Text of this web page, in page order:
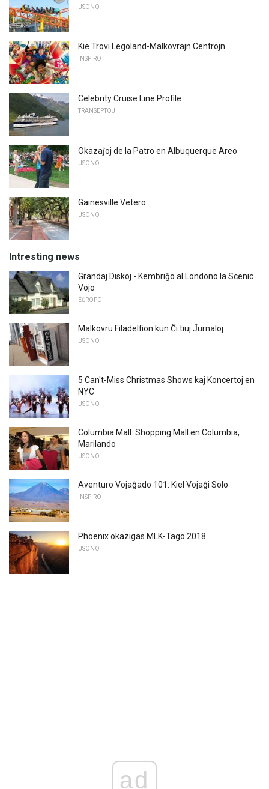
USONO
Kie Trovi Legoland-Malkovrajn Centrojn
INSPIRO
Celebrity Cruise Line Profile
TRANSEPTOJ
Okazaĵoj de la Patro en Albuquerque Areo
USONO
Gainesville Vetero
USONO
Intresting news
Grandaj Diskoj - Kembriĝo al Londono la Scenic
Vojo
EŬROPO
Malkovru Filadelfion kun Ĉi tiuj Ĵurnaloj
USONO
5 Can't-Miss Christmas Shows kaj Koncertoj en
NYC
USONO
Columbia Mall: Shopping Mall en Columbia,
Marilando
USONO
Aventuro Vojaĝado 101: Kiel Vojaĝi Solo
INSPIRO
Phoenix okazigas MLK-Tago 2018
USONO
ad